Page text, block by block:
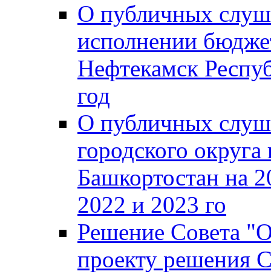
О публичных
исполнении
Нефтекамск
год
О публичных
городского
Башкортостан на
2022 и 2023 го
Решение Совета
проекту решения